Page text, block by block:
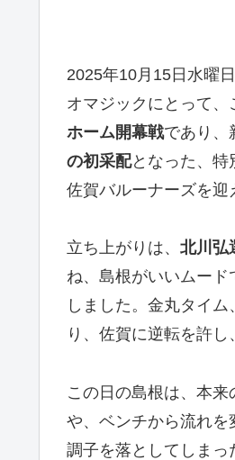
2025年10月15日水曜
オマジックにとって
ホーム開幕戦であり、
の初采配となった、特
佐賀バルーナーズを迎
立ち上がりは、 北川弘
ね、島根がいいムー
しました。金丸タイ
り、佐賀に逆転を許
この日の島根は、本
や、ベンチから流れを
調子を落としてしま